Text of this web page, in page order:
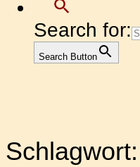
Search for:
Search Button
Schlagwort: